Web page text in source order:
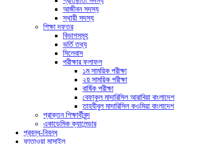
আজীবন সদস্য
স্থায়ী সদস্য
শিক্ষা দফতর
বিভাগসমূহ
ভর্তি তথ্য
সিলেবাস
পরীক্ষার ফলাফল
১ম সাময়িক পরীক্ষা
২য় সাময়িক পরীক্ষা
বার্ষিক পরীক্ষা
বেফাকুল মাদারিসিল আরাবিয়া বাংলাদেশ
তাহযীবুল মাদারিসিল কওমিয়া বাংলাদেশ
প্রাক্তন শিক্ষার্থীবৃন্দ
একাডেমিক ক্যালেন্ডার
প্রবন্ধ-নিবন্ধ
ফাতাওয়া মাসাইল